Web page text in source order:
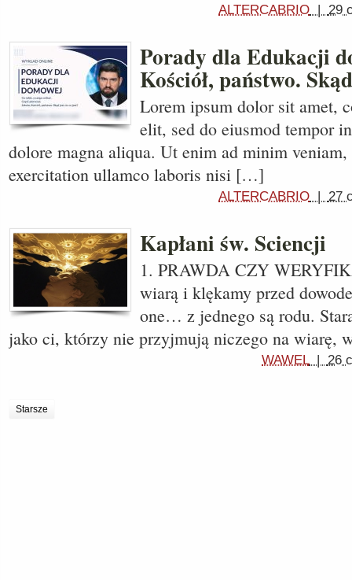
ALTERCABRIO | 29
Porady dla Edukacji
Kościół, państwo.
Lorem ipsum dolor sit amet,
elit, sed do eiusmod tempor
dolore magna aliqua. Ut enim ad minim
exercitation ullamco laboris nisi […]
ALTERCABRIO | 27
Kapłani św. Sciencji
1. PRAWDA CZY
wiarą i klękamy przed
one… z jednego są rodu.
jako ci, którzy nie przyjmują niczego na wiarę,
WAWEL| 26
Starsze